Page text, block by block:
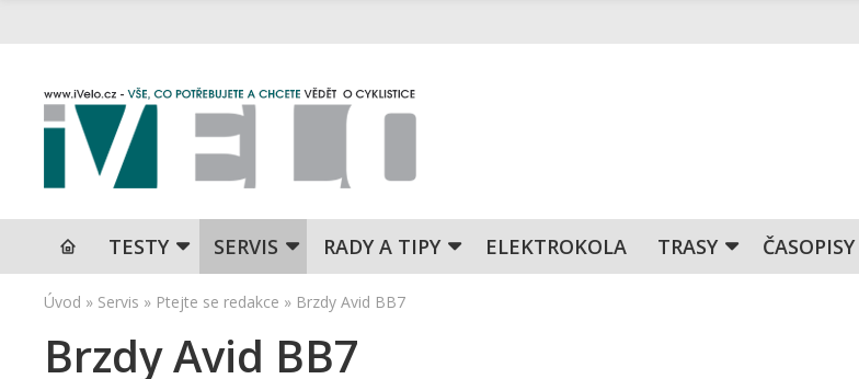
TESTY SERVIS RADY A TIPY ELEKTROKOLA TRASY ČASOPISY
Úvod » Servis » Ptejte se redakce » Brzdy Avid BB7
Brzdy Avid BB7